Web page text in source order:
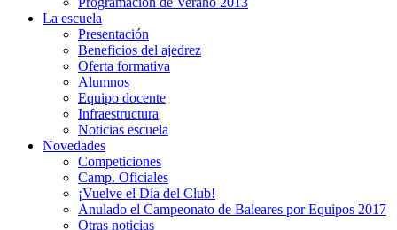
La escuela
Presentación
Beneficios del ajedrez
Oferta formativa
Alumnos
Equipo docente
Infraestructura
Noticias escuela
Novedades
Competiciones
Camp. Oficiales
¡Vuelve el Dí­a del Club!
Anulado el Campeonato de Baleares por Equipos 2017
Otras noticias